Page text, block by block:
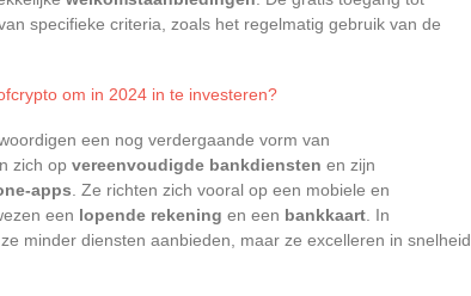
specifieke criteria, zoals het regelmatig gebruik van de
om in 2024 in te investeren?
een nog verdergaande vorm van
zich op vereenvoudigde bankdiensten en zijn
apps . Ze richten zich vooral op een mobiele en
een lopende rekening en een bankkaart . In
minder diensten aanbieden, maar ze excelleren in snelheid